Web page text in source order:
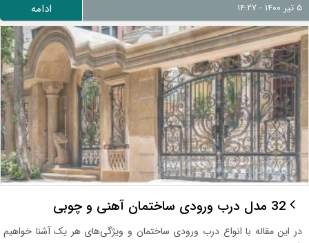
ادامه
32 مدل درب ورودی ساختمان آهنی و چوبی
در این مقاله با انواع درب ورودی ساختمان و ویژگی‌های هر یک آشنا خواهیم